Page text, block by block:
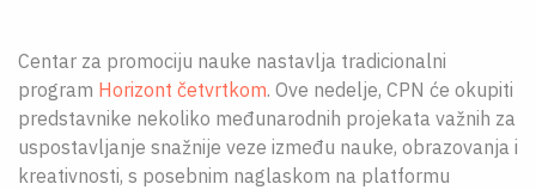
CPN
ЋИР
Centar za promociju nauke nastavlja tradicionalni
program Horizont četvrtkom. Ove nedelje, CPN će okupiti
predstavnike nekoliko međunarodnih projekata važnih za
uspostavljanje snažnije veze između nauke, obrazovanja i
kreativnosti, s posebnim naglaskom na platformu